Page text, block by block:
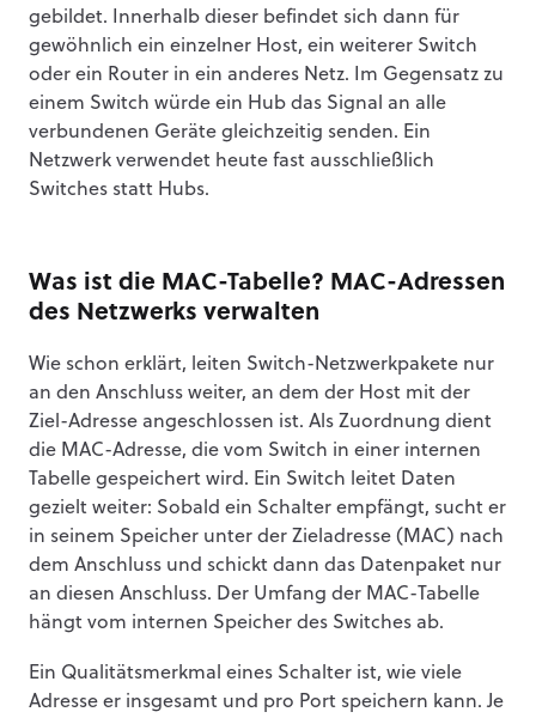
gebildet. Innerhalb dieser befindet sich dann für
gewöhnlich ein einzelner Host, ein weiterer Switch
oder ein Router in ein anderes Netz. Im Gegensatz zu
einem Switch würde ein Hub das Signal an alle
verbundenen Geräte gleichzeitig senden. Ein
Netzwerk verwendet heute fast ausschließlich
Switches statt Hubs.
Was ist die MAC-Tabelle? MAC-Adressen
des Netzwerks verwalten
Wie schon erklärt, leiten Switch-Netzwerkpakete nur
an den Anschluss weiter, an dem der Host mit der
Ziel-Adresse angeschlossen ist. Als Zuordnung dient
die MAC-Adresse, die vom Switch in einer internen
Tabelle gespeichert wird. Ein Switch leitet Daten
gezielt weiter: Sobald ein Schalter empfängt, sucht er
in seinem Speicher unter der Zieladresse (MAC) nach
dem Anschluss und schickt dann das Datenpaket nur
an diesen Anschluss. Der Umfang der MAC-Tabelle
hängt vom internen Speicher des Switches ab.
Ein Qualitätsmerkmal eines Schalter ist, wie viele
Adresse er insgesamt und pro Port speichern kann. Je